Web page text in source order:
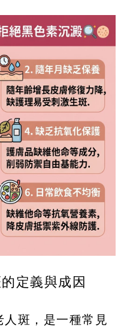
定義與成因
斑，是一種常見